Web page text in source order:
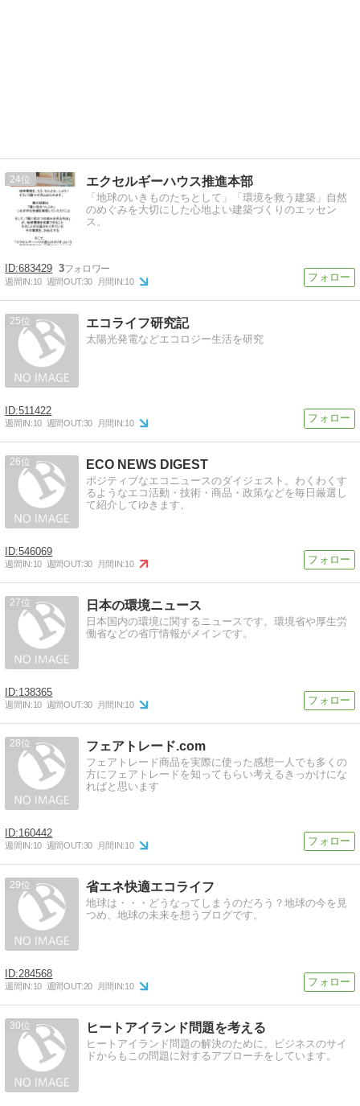
24 エクセルギーハウス推進本部
「地球のいきものたちとして」「環境を救う建築」自然
のめぐみを大切にした心地よい建築づくりのエッセン
ス。
683429 3
週間IN:10 週間OUT:30 月間IN:10
25 エコライフ研究記
太陽光発電などエコロジー生活を研究
511422
週間IN:10 週間OUT:30 月間IN:10
26 ECO NEWS DIGEST
ポジティブなエコニュースのダイジェスト。わくわくす
るようなエコ活動・技術・商品・政策などを毎日厳選し
て紹介してゆきます。
546069
週間IN:10 週間OUT:30 月間IN:10
27 日本の環境ニュース
日本国内の環境に関するニュースです。環境省や厚生労
働省などの省庁情報がメインです。
138365
週間IN:10 週間OUT:30 月間IN:10
28 フェアトレード.com
フェアトレード商品を実際に使った感想一人でも多くの
方にフェアトレードを知ってもらい考えるきっかけにな
ればと思います
160442
週間IN:10 週間OUT:30 月間IN:10
29 省エネ快適エコライフ
地球は・・・どうなってしまうのだろう？地球の今を見
つめ、地球の未来を想うブログです。
284568
週間IN:10 週間OUT:20 月間IN:10
30 ヒートアイランド問題を考える
ヒートアイランド問題の解決のために。ビジネスのサイ
ドからもこの問題に対するアプローチをしています。